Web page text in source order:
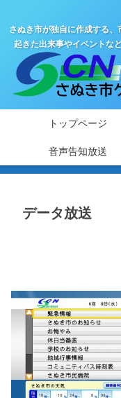
さぬき市が独自に作成する
起きた出来事やイベントな
トップページ
音声告知放送
データ放送